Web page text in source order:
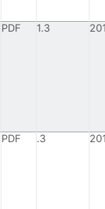
PDF 1.3
PDF .3